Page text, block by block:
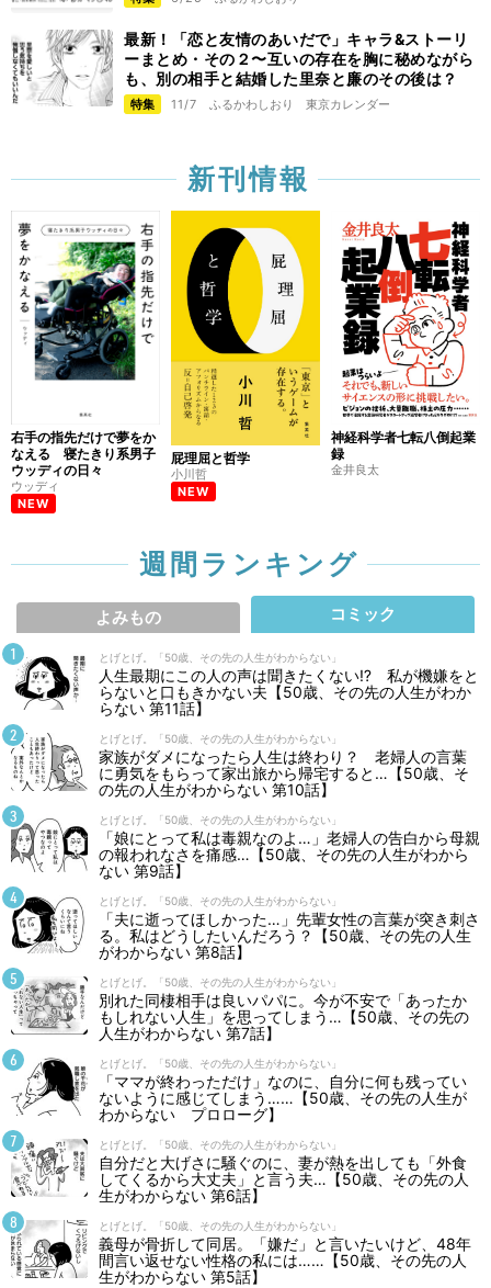
最新！「恋と友情のあいだで」キャラ&ストーリ
ーまとめ・その２〜互いの存在を胸に秘めながら
も、別の相手と結婚した里奈と廉のその後は？
特集 11/7 ふるかわしおり 東京カレンダー
新刊情報
右手の指先だけで夢をか
なえる 寝たきり系男子
ウッディの日々
ウッディ
NEW
屁理屈と哲学
小川哲
NEW
神経科学者七転八倒起業
録
金井良太
週間ランキング
よみもの コミック
とげとげ。「50歳、その先の人生がわからない」
人生最期にこの人の声は聞きたくない⁉ 私が機嫌をと
らないと口もきかない夫【50歳、その先の人生がわか
らない 第11話】
とげとげ。「50歳、その先の人生がわからない」
家族がダメになったら人生は終わり？ 老婦人の言葉
に勇気をもらって家出旅から帰宅すると…【50歳、そ
の先の人生がわからない 第10話】
とげとげ。「50歳、その先の人生がわからない」
「娘にとって私は毒親なのよ…」老婦人の告白から母親
の報われなさを痛感…【50歳、その先の人生がわから
ない 第9話】
とげとげ。「50歳、その先の人生がわからない」
「夫に逝ってほしかった…」先輩女性の言葉が突き刺さ
る。私はどうしたいんだろう？【50歳、その先の人生
がわからない 第8話】
とげとげ。「50歳、その先の人生がわからない」
別れた同棲相手は良いパパに。今が不安で「あったか
もしれない人生」を思ってしまう…【50歳、その先の
人生がわからない 第7話】
とげとげ。「50歳、その先の人生がわからない」
「ママが終わっただけ」なのに、自分に何も残ってい
ないように感じてしまう……【50歳、その先の人生が
わからない プロローグ】
とげとげ。「50歳、その先の人生がわからない」
自分だと大げさに騒ぐのに、妻が熱を出しても「外食
してくるから大丈夫」と言う夫…【50歳、その先の人
生がわからない 第6話】
とげとげ。「50歳、その先の人生がわからない」
義母が骨折して同居。「嫌だ」と言いたいけど、48年
間言い返せない性格の私には……【50歳、その先の人
生がわからない 第5話】